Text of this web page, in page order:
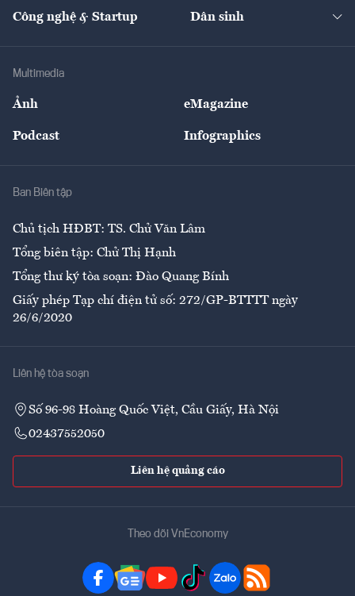
Tư vấn Nông sản
Giải trí
Công nghệ & Startup Dân sinh
Multimedia
Ảnh eMagazine
Podcast Infographics
Ban Biên tập
Chủ tịch HĐBT: TS. Chử Văn Lâm
Tổng biên tập: Chử Thị Hạnh
Tổng thư ký tòa soạn: Đào Quang Bính
Giấy phép Tạp chí điện tử số: 272/GP-BTTTT ngày
26/6/2020
Liên hệ tòa soạn
Số 96-98 Hoàng Quốc Việt, Cầu Giấy, Hà Nội
02437552050
Liên hệ quảng cáo
Theo dõi VnEconomy